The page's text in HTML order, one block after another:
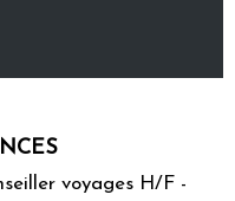
voyages H/F -